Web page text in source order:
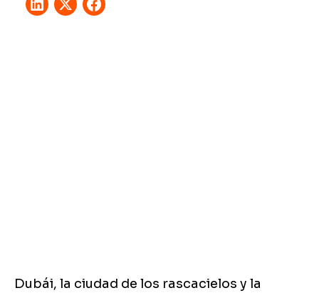
Dubái, la ciudad de los rascacielos y la